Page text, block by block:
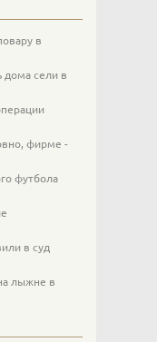
в
дома сели в
фирме -
футбола
в суд
лыжне в